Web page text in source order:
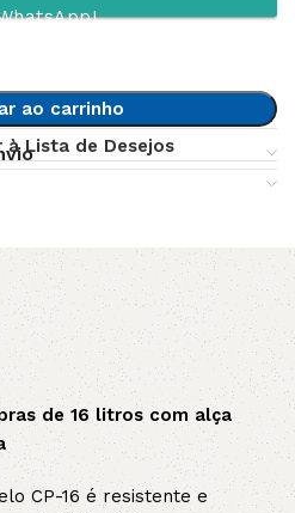
ao carrinho
à Lista de Desejos
de 16 litros com alça
CP-16 é resistente e